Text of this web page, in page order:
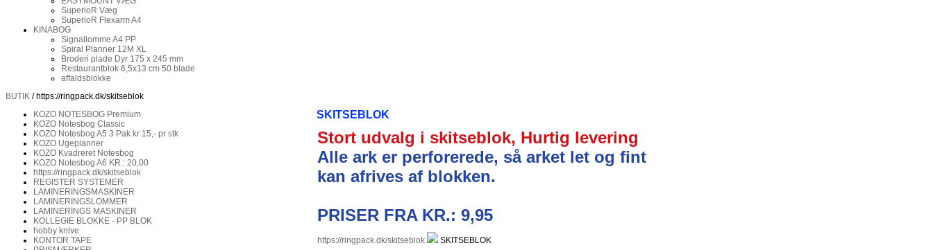
SuperioR Væg
SuperioR Flexarm A4
KINABOG
Signallomme A4 PP
Spiral Planner 12M XL
Broderi plade Dyr 175 x 245 mm
Restaurantblok 6,5x13 cm 50 blade
affaldsblokke
BUTIK / https://ringpack.dk/skitseblok
KOZO NOTESBOG Premium
KOZO Notesbog Classic
KOZO Notesbog A5 3 Pak kr 15,- pr stk
KOZO Ugeplanner
KOZO Kvadreret Notesbog
KOZO Notesbog A6 KR.: 20,00
https://ringpack.dk/skitseblok
REGISTER SYSTEMER
LAMINERINGSMASKINER
LAMINERINGSLOMMER
LAMINERINGS MASKINER
KOLLEGIE BLOKKE - PP BLOK
hobby knive
KONTOR TAPE
SKITSEBLOK
Stort udvalg i skitseblok, Hurtig levering
Alle ark er perforerede, så arket let og fint
kan afrives af blokken.
PRISER FRA KR.: 9,95
https://ringpack.dk/skitseblok SKITSEBLOK